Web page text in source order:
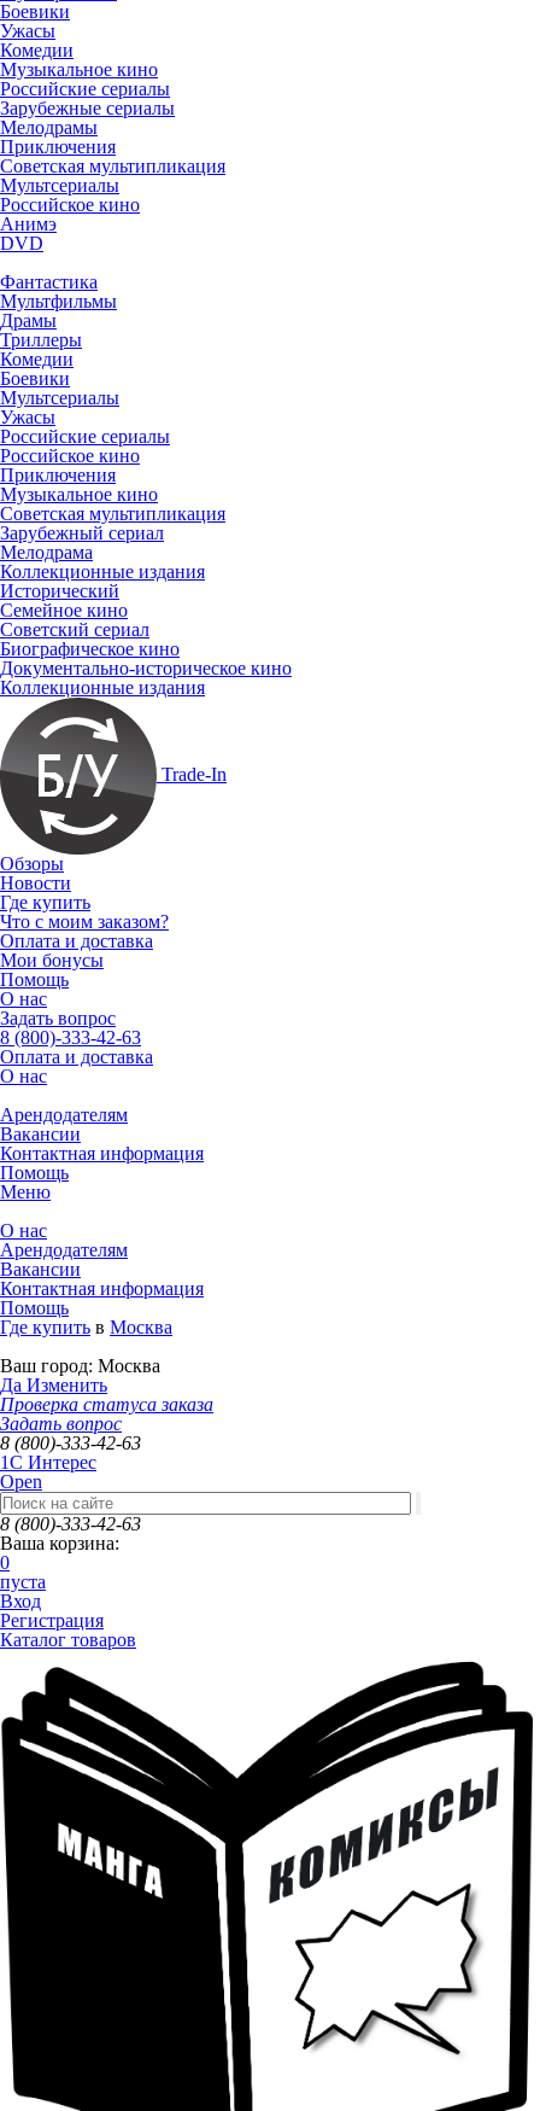
Боевики
Ужасы
Комедии
Музыкальное кино
Российские сериалы
Зарубежные сериалы
Мелодрамы
Приключения
Советская мультипликация
Мультсериалы
Российское кино
Анимэ
DVD
Фантастика
Мультфильмы
Драмы
Триллеры
Комедии
Боевики
Мультсериалы
Ужасы
Российские сериалы
Российское кино
Приключения
Музыкальное кино
Советская мультипликация
Зарубежный сериал
Мелодрама
Коллекционные издания
Исторический
Семейное кино
Советский сериал
Биографическое кино
Документально-историческое кино
Коллекционные издания
Trade-In
Обзоры
Новости
Где купить
Что с моим заказом?
Оплата и доставка
Мои бонусы
Помощь
О нас
Задать вопрос
8 (800)-333-42-63
Оплата и доставка
О нас
Арендодателям
Вакансии
Контактная информация
Помощь
Меню
О нас
Арендодателям
Вакансии
Контактная информация
Помощь
Где купить в Москва
Ваш город: Москва
Да Изменить
Проверка статуса заказа
Задать вопрос
8 (800)-333-42-63
1C Интерес
Open
8 (800)-333-42-63
Ваша корзина:
0
пуста
Вход
Регистрация
Каталог товаров